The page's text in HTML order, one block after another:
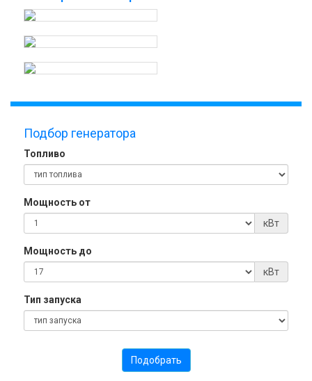
Подбор генератора
Топливо
Мощность от
кВт
Мощность до
кВт
Тип запуска
Подобрать